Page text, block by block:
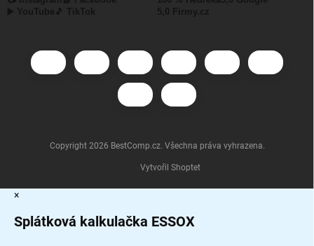
Vytvořil Shoptet
Copyright 2026 BestComp.cz. Všechna práva vyhrazena.
×
Splátková kalkulačka ESSOX